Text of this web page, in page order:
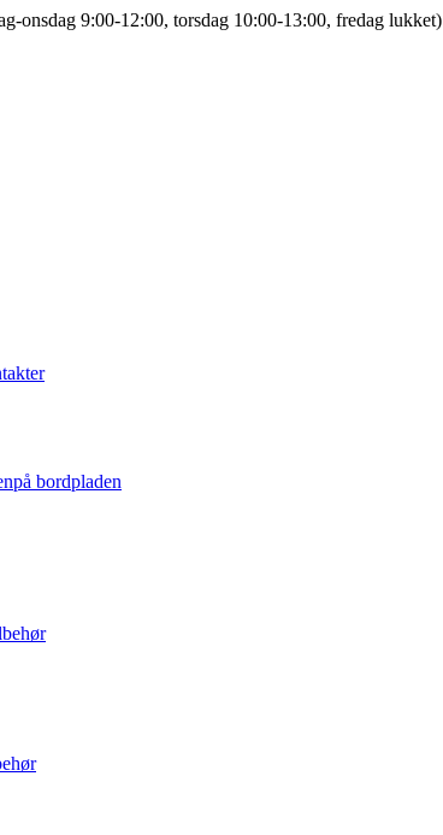
onsdag 9:00-12:00, torsdag 10:00-13:00, fredag lukket)
bordpladen